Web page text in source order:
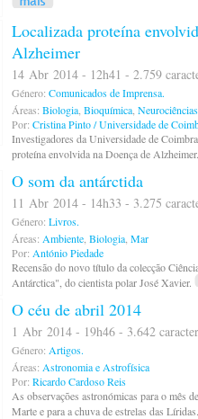
Localizada proteína
Alzheimer
14 Abr 2014 - 12h41 - 2.759
Género: Comunicados de Imprensa.
Áreas: Biologia Bioquímica Neurociências
Por: Cristina Pinto / Universidade de
Investigadores da Universidade de
proteína envolvida na Doença de Alzheimer.
O som da antárctida
11 Abr 2014 - 14h33 - 3.275
Género: Livros.
Áreas: Ambiente Biologia Mar
Por: António Piedade
Recensão do novo título da colecção
Antárctica", do cientista polar José Xavier.
O céu de abril 2014
1 Abr 2014 - 19h46 - 3.642
Género: Artigos.
Áreas: Astronomia e Astrofísica
Por: Ricardo Cardoso Reis
As observações astronómicas para o mês
Marte e para a chuva de estrelas das Líridas.